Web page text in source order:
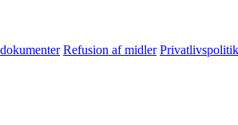
Refusion af midler Privatlivspolitik